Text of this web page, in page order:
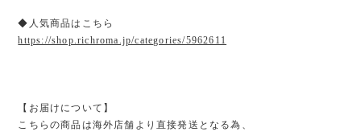
◆人気商品はこちら
https://shop.richroma.jp/categories/5962611
【お届けについて】
こちらの商品は海外店舗より直接発送となる為、